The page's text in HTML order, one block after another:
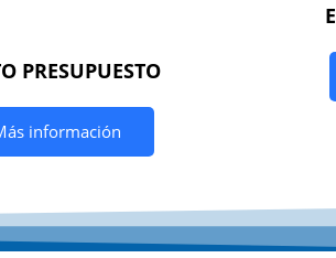
PRESUPUESTO
información